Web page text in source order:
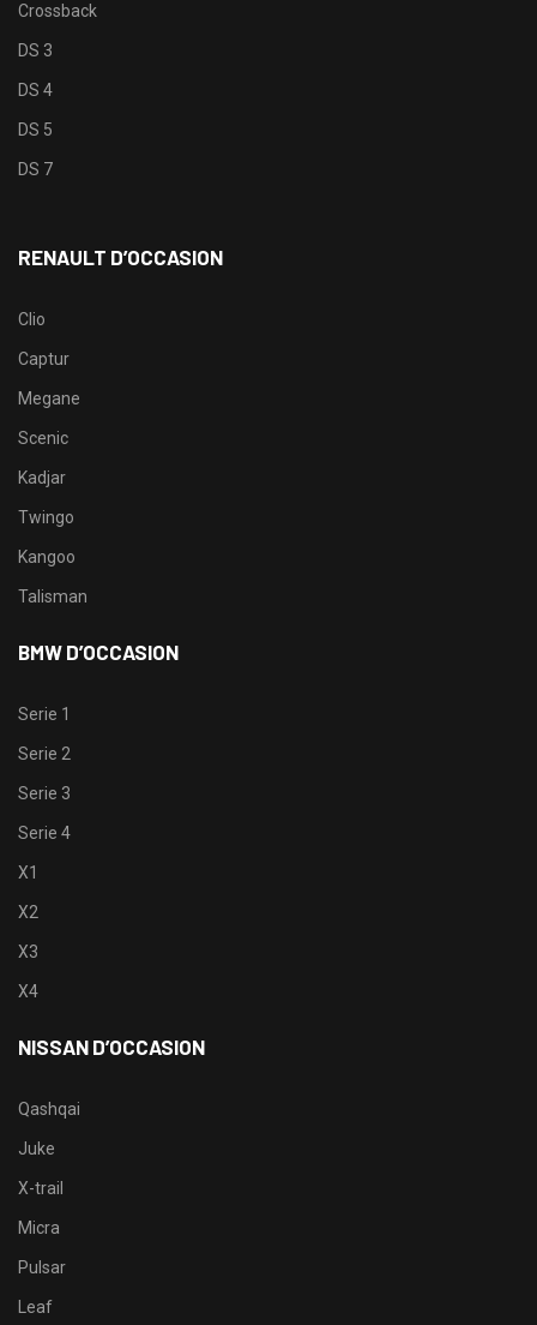
Crossback
DS 3
DS 4
DS 5
DS 7
RENAULT D’OCCASION
Clio
Captur
Megane
Scenic
Kadjar
Twingo
Kangoo
Talisman
BMW D’OCCASION
Serie 1
Serie 2
Serie 3
Serie 4
X1
X2
X3
X4
NISSAN D’OCCASION
Qashqai
Juke
X-trail
Micra
Pulsar
Leaf